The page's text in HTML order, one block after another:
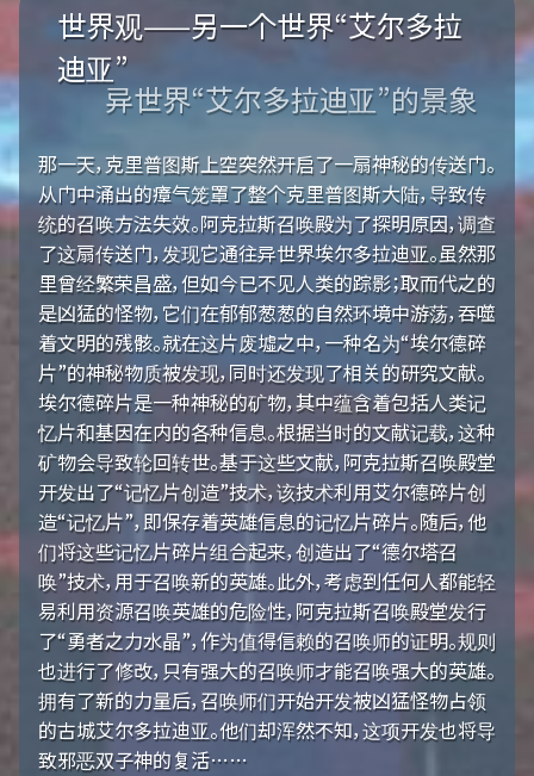
世界观——另一个世界“艾尔多拉
迪亚”
异世界“艾尔多拉迪亚”的景象
那一天，克里普图斯上空突然开启了一扇神秘的传送门。
从门中涌出的瘴气笼罩了整个克里普图斯大陆，导致传
统的召唤方法失效。阿克拉斯召唤殿为了探明原因，调查
了这扇传送门，发现它通往异世界埃尔多拉迪亚。虽然那
里曾经繁荣昌盛，但如今已不见人类的踪影；取而代之的
是凶猛的怪物，它们在郁郁葱葱的自然环境中游荡，吞噬
着文明的残骸。就在这片废墟之中，一种名为“埃尔德碎
片”的神秘物质被发现，同时还发现了相关的研究文献。
埃尔德碎片是一种神秘的矿物，其中蕴含着包括人类记
忆片和基因在内的各种信息。根据当时的文献记载，这种
矿物会导致轮回转世。基于这些文献，阿克拉斯召唤殿堂
开发出了“记忆片创造”技术，该技术利用艾尔德碎片创
造“记忆片”，即保存着英雄信息的记忆片碎片。随后，他
们将这些记忆片碎片组合起来，创造出了“德尔塔召
唤”技术，用于召唤新的英雄。此外，考虑到任何人都能轻
易利用资源召唤英雄的危险性，阿克拉斯召唤殿堂发行
了“勇者之力水晶”，作为值得信赖的召唤师的证明。规则
也进行了修改，只有强大的召唤师才能召唤强大的英雄。
拥有了新的力量后，召唤师们开始开发被凶猛怪物占领
的古城艾尔多拉迪亚。他们却浑然不知，这项开发也将导
致邪恶双子神的复活……